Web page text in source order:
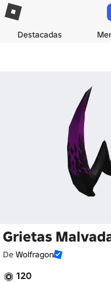
Destacadas
Grietas
De Wolfragon
120